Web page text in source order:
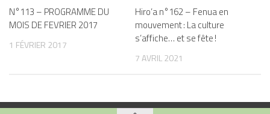
N°113 – PROGRAMME DU
MOIS DE FEVRIER 2017
1 FÉVRIER 2017
Hiro’a n°162 – Fenua en
mouvement : La culture
s’affiche… et se fête !
7 AVRIL 2021